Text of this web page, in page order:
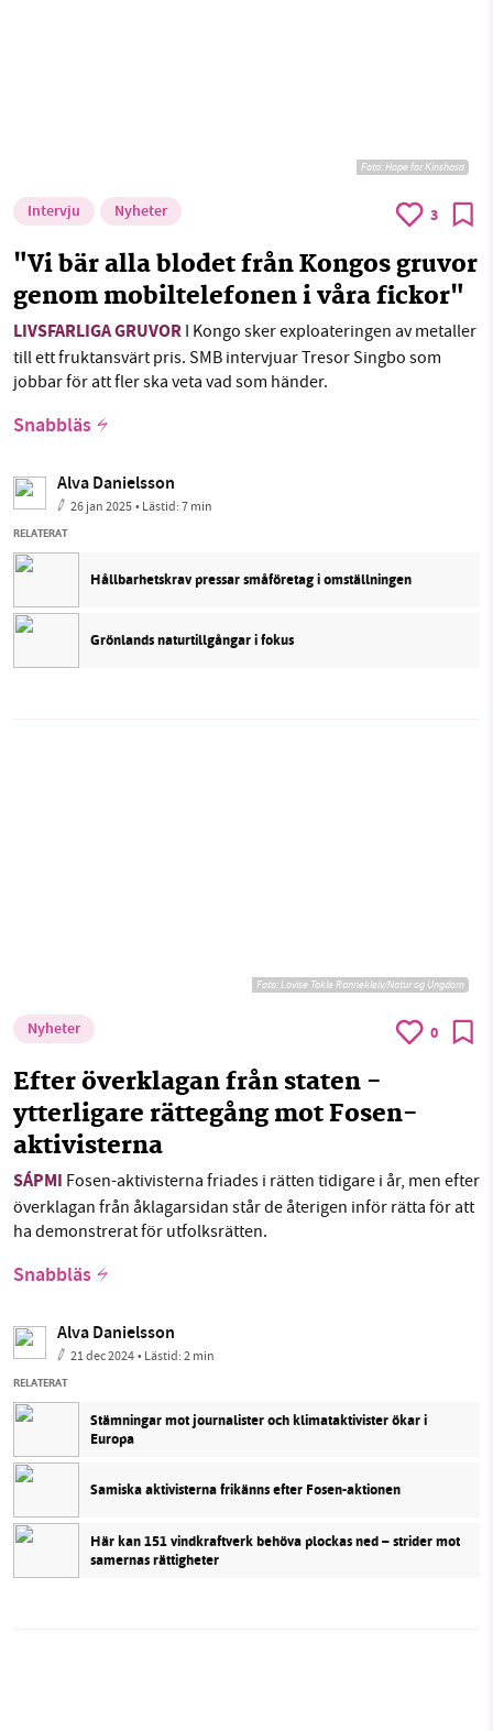
Foto: Hope for Kinshasa
Intervju Nyheter 3
"Vi bär alla blodet från Kongos gruvor
genom mobiltelefonen i våra fickor"
LIVSFARLIGA GRUVOR I Kongo sker exploateringen av metaller
till ett fruktansvärt pris. SMB intervjuar Tresor Singbo som
jobbar för att fler ska veta vad som händer.
Snabbläs
Alva Danielsson
26 jan 2025• Lästid:7 min
RELATERAT
Hållbarhetskrav pressar småföretag i omställningen
Grönlands naturtillgångar i fokus
Foto:Lovise Tokle Rannekleiv/Natur og Ungdom
Nyheter 0
Efter överklagan från staten -
ytterligare rättegång mot Fosen-
aktivisterna
SÁPMI Fosen-aktivisterna friades i rätten tidigare i år, men efter
överklagan från åklagarsidan står de återigen inför rätta för att
ha demonstrerat för utfolksrätten.
Snabbläs
Alva Danielsson
21 dec 2024• Lästid:2 min
RELATERAT
Stämningar mot journalister och klimataktivister ökar i
Europa
Samiska aktivisterna frikänns efter Fosen-aktionen
Här kan 151 vindkraftverk behöva plockas ned – strider mot
samernas rättigheter